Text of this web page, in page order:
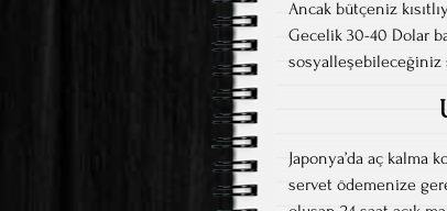
Ancak bütçeniz
Gecelik 30-40 Dolar
sosyalleşebileceğiniz
Japonya’da aç kalma
servet ödemenize